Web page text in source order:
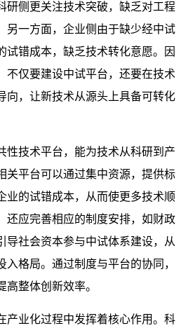
研侧更关注技术突破，缺乏对工程
另一方面，企业侧由于缺少经中试
试错成本，缺乏技术转化意愿。因
不仅要建设中试平台，还要在技术
向，让新技术从源头上具备可转化
性技术平台，能为技术从科研到产
关平台可以通过集中资源，提供标
业的试错成本，从而使更多技术顺
还应完善相应的制度安排，如财政
导社会资本参与中试体系建设，从
格局。通过制度与平台的协同，
整体创新效率。
产业化过程中发挥着核心作用。科